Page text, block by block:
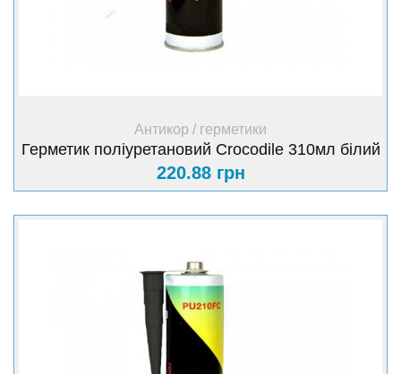
+ Купити
Антикор / герметики
Герметик поліуретановий Crocodile 310мл білий
220.88 грн